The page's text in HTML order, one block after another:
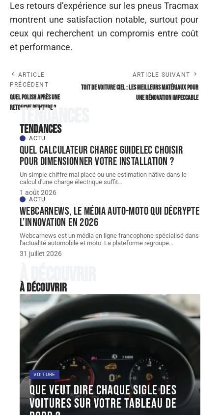
Les retours d’expérience sur les pneus Tracmax
montrent une satisfaction notable, surtout pour
ceux qui recherchent un compromis entre coût
et performance.
ARTICLE
PRÉCÉDENT
Quel polish après une
retouche peinture ?
ARTICLE SUIVANT
Toit de voiture ciel : les meilleurs matériaux pour
une rénovation impeccable
Tendances
Tendances
ACTU
Quel Calculateur charge guidelec choisir
pour dimensionner votre installation ?
Un simple chiffre mal placé ou une estimation hâtive dans le
calcul d'une charge électrique suffit…
1 août 2026
ACTU
Webcarnews, le média auto-moto qui décrypte
l’innovation en 2026
Webcarnews est un média en ligne francophone spécialisé dans
l'actualité automobile et moto. La plateforme regroupe…
31 juillet 2026
À découvrir
À découvrir
VOITURE
Que veut dire chaque sigle des
voitures sur votre tableau de